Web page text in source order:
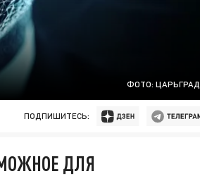
ФОТО: ЦАРЬГРАД
ПОДПИШИТЕСЬ:
ДЛЯ